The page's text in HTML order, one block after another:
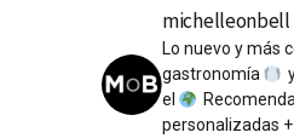
michelleonbell
Lo nuevo y más
gastronomía
el
personalizadas